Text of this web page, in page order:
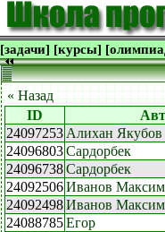
[задачи] [курсы]
« Назад
ID
24097253 Алихан Якубов
24096803Сардорбек
24096738Сардорбек
24092506Иванов
24092498Иванов
24088785Егор